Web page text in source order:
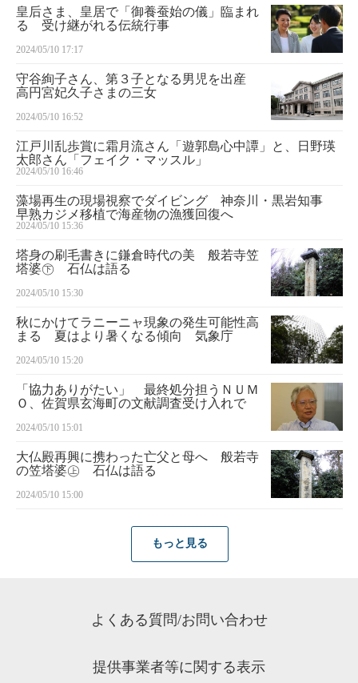
皇后さま、皇居で「御養蚕始の儀」臨まれ
る 受け継がれる伝統行事
2024/05/10 17:17
守谷絢子さん、第３子となる男児を出産
高円宮妃久子さまの三女
2024/05/10 16:52
江戸川乱歩賞に霜月流さん「遊郭島心中譚」と、日野瑛
太郎さん「フェイク・マッスル」
2024/05/10 16:46
藻場再生の現場視察でダイビング 神奈川・黒岩知事
早熟カジメ移植で海産物の漁獲回復へ
2024/05/10 15:36
塔身の刷毛書きに鎌倉時代の美 般若寺笠
塔婆㊦ 石仏は語る
2024/05/10 15:30
秋にかけてラニーニャ現象の発生可能性高
まる 夏はより暑くなる傾向 気象庁
2024/05/10 15:20
「協力ありがたい」 最終処分担うＮＵＭ
Ｏ、佐賀県玄海町の文献調査受け入れで
2024/05/10 15:01
大仏殿再興に携わった亡父と母へ 般若寺
の笠塔婆㊤ 石仏は語る
2024/05/10 15:00
もっと見る
よくある質問/お問い合わせ
提供事業者等に関する表示